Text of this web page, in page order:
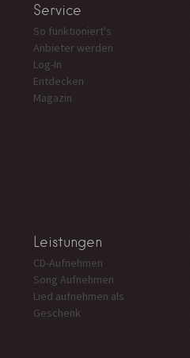
Service
So funktioniert's
Anbieter werden
Log-In
Entdecken
Magazin
Leistungen
CD-Aufnehmen
Song Aufnehmen
Lied aufnehmen als
Geschenk